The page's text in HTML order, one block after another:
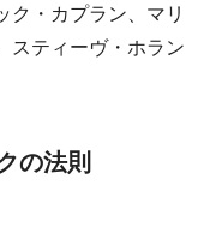
ク・カプラン、マリ
スティーヴ・ホラン
の法則